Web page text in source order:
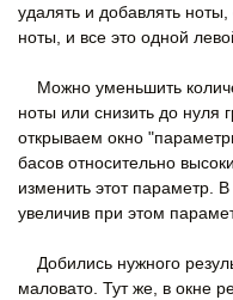
удалять и добавлять
ноты, и все это одной
Можно уменьшить
ноты или снизить до нуля
открываем окно
басов относительно
изменить этот параметр.
увеличив при этом
Добились нужного
маловато. Тут же, в окне